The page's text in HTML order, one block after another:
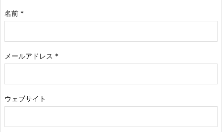
名前 *
メールアドレス *
ウェブサイト